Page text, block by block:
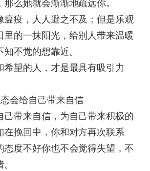
瘟疫，人人避之不及；但是乐观
里的一抹阳光，给别人带来温暖
不觉的想靠近。
希望的人，才是最具有吸引力
态会给自己带来自信
己带来自信，为自己带来积极的
在挽回中，你和对方再次联系
态度不好你也不会觉得失望，不